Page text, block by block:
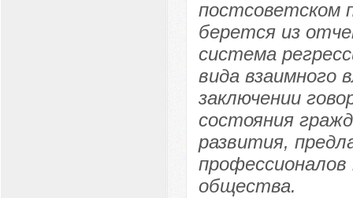
постсоветском
берется из
система
вида взаимного
заключении
состояния
развития,
общества.